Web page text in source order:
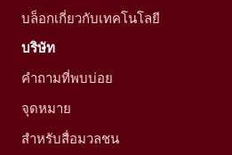
บล็อกเกี่ยวกับเทคโนโลยี
บริษัท
คำถามที่พบบ่อย
จุดหมาย
สำหรับสื่อมวลชน